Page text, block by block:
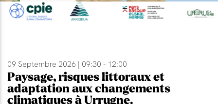
09 Septembre 2026 | 09:30 - 12:00
Paysage, risques littoraux et
adaptation aux changements
climatiques à Urrugne.